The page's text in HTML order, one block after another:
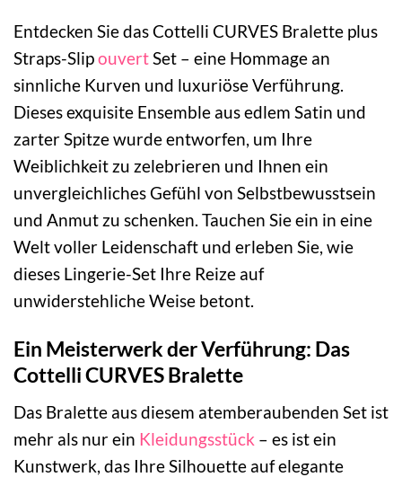
Entdecken Sie das Cottelli CURVES Bralette plus
Straps-Slipouvert Set – eine Hommage an
sinnliche Kurven und luxuriöse Verführung.
Dieses exquisite Ensemble aus edlem Satin und
zarter Spitze wurde entworfen, um Ihre
Weiblichkeit zu zelebrieren und Ihnen ein
unvergleichliches Gefühl von Selbstbewusstsein
und Anmut zu schenken. Tauchen Sie ein in eine
Welt voller Leidenschaft und erleben Sie, wie
dieses Lingerie-Set Ihre Reize auf
unwiderstehliche Weise betont.
Ein Meisterwerk der Verführung: Das
Cottelli CURVES Bralette
Das Bralette aus diesem atemberaubenden Set ist
mehr als nur ein Kleidungsstück – es ist ein
Kunstwerk, das Ihre Silhouette auf elegante